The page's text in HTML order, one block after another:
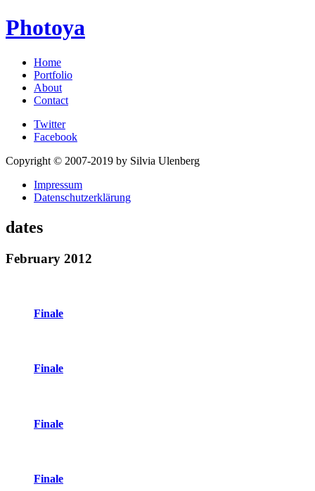
Photoya
Home
Portfolio
About
Contact
Twitter
Facebook
Copyright © 2007-2019 by Silvia Ulenberg
Impressum
Datenschutzerklärung
dates
February 2012
Finale
Finale
Finale
Finale